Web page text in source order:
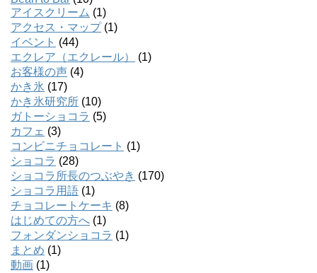
アイスクリーム (1)
アクセス・マップ(1)
イベント (44)
エクレア（エクレール）
(1)
お客様の声 (4)
かき氷 (17)
かき氷研究所 (10)
ガトーショコラ (5)
カフェ (3)
コンビニチョコレート (1)
ショコラ (28)
ショコラ所長のつぶやき (170)
ショコラ用語 (1)
チョコレートケーキ (8)
はじめての方へ (1)
フォンダンショコラ (1)
まとめ (1)
動画 (1)